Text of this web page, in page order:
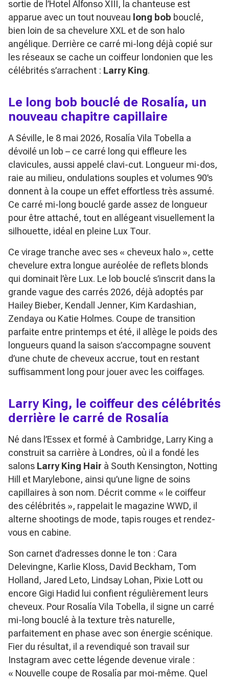
sortie de l’Hotel Alfonso XIII, la chanteuse est
apparue avec un tout nouveau long bob bouclé,
bien loin de sa chevelure XXL et de son halo
angélique. Derrière ce carré mi-long déjà copié sur
les réseaux se cache un coiffeur londonien que les
célébrités s’arrachent : Larry King.
Le long bob bouclé de Rosalía, un
nouveau chapitre capillaire
A Séville, le 8 mai 2026, Rosalía Vila Tobella a
dévoilé un lob – ce carré long qui effleure les
clavicules, aussi appelé clavi-cut. Longueur mi-dos,
raie au milieu, ondulations souples et volumes 90’s
donnent à la coupe un effet effortless très assumé.
Ce carré mi-long bouclé garde assez de longueur
pour être attaché, tout en allégeant visuellement la
silhouette, idéal en pleine Lux Tour.
Ce virage tranche avec ses « cheveux halo », cette
chevelure extra longue auréolée de reflets blonds
qui dominait l’ère Lux. Le lob bouclé s’inscrit dans la
grande vague des carrés 2026, déjà adoptés par
Hailey Bieber, Kendall Jenner, Kim Kardashian,
Zendaya ou Katie Holmes. Coupe de transition
parfaite entre printemps et été, il allège le poids des
longueurs quand la saison s’accompagne souvent
d’une chute de cheveux accrue, tout en restant
suffisamment long pour jouer avec les coiffages.
Larry King, le coiffeur des célébrités
derrière le carré de Rosalía
Né dans l’Essex et formé à Cambridge, Larry King a
construit sa carrière à Londres, où il a fondé les
salons Larry King Hair à South Kensington, Notting
Hill et Marylebone, ainsi qu’une ligne de soins
capillaires à son nom. Décrit comme « le coiffeur
des célébrités », rappelait le magazine WWD, il
alterne shootings de mode, tapis rouges et rendez-
vous en cabine.
Son carnet d’adresses donne le ton : Cara
Delevingne, Karlie Kloss, David Beckham, Tom
Holland, Jared Leto, Lindsay Lohan, Pixie Lott ou
encore Gigi Hadid lui confient régulièrement leurs
cheveux. Pour Rosalía Vila Tobella, il signe un carré
mi-long bouclé à la texture très naturelle,
parfaitement en phase avec son énergie scénique.
Fier du résultat, il a revendiqué son travail sur
Instagram avec cette légende devenue virale :
« Nouvelle coupe de Rosalía par moi-même. Quel